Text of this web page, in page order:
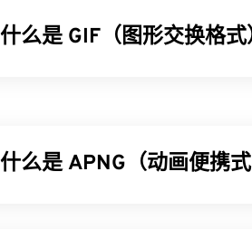
什么是 GIF（图形交换格式
如何打开 GIF 文件？
什么是 APNG（动画便携